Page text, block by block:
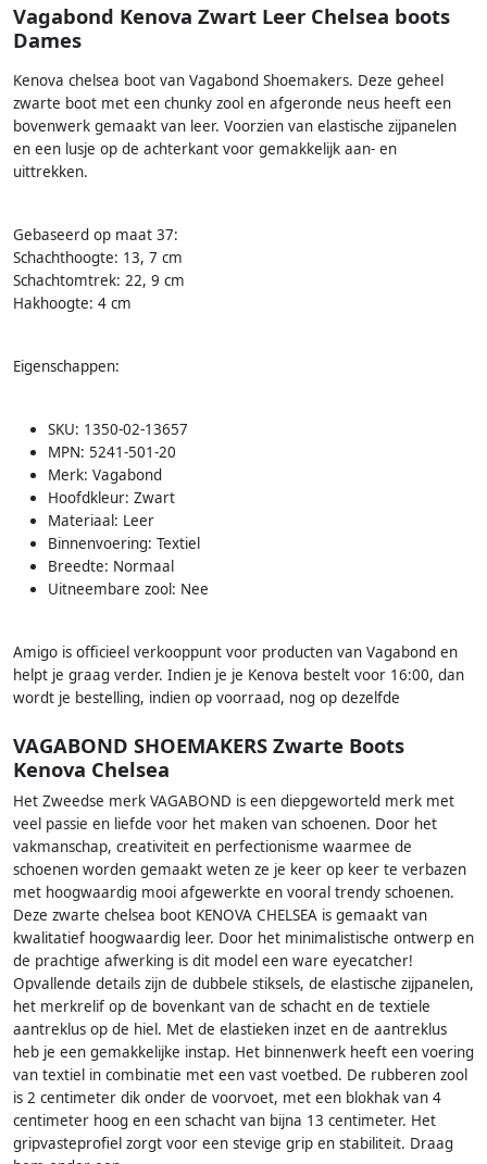
Vagabond Kenova Zwart Leer Chelsea boots
Dames
Kenova chelsea boot van Vagabond Shoemakers. Deze geheel
zwarte boot met een chunky zool en afgeronde neus heeft een
bovenwerk gemaakt van leer. Voorzien van elastische zijpanelen
en een lusje op de achterkant voor gemakkelijk aan- en
uittrekken.
Gebaseerd op maat 37:
Schachthoogte: 13, 7 cm
Schachtomtrek: 22, 9 cm
Hakhoogte: 4 cm
Eigenschappen:
SKU: 1350-02-13657
MPN: 5241-501-20
Merk: Vagabond
Hoofdkleur: Zwart
Materiaal: Leer
Binnenvoering: Textiel
Breedte: Normaal
Uitneembare zool: Nee
Amigo is officieel verkooppunt voor producten van Vagabond en
helpt je graag verder. Indien je je Kenova bestelt voor 16:00, dan
wordt je bestelling, indien op voorraad, nog op dezelfde
VAGABOND SHOEMAKERS Zwarte Boots
Kenova Chelsea
Het Zweedse merk VAGABOND is een diepgeworteld merk met
veel passie en liefde voor het maken van schoenen. Door het
vakmanschap, creativiteit en perfectionisme waarmee de
schoenen worden gemaakt weten ze je keer op keer te verbazen
met hoogwaardig mooi afgewerkte en vooral trendy schoenen.
Deze zwarte chelsea boot KENOVA CHELSEA is gemaakt van
kwalitatief hoogwaardig leer. Door het minimalistische ontwerp en
de prachtige afwerking is dit model een ware eyecatcher!
Opvallende details zijn de dubbele stiksels, de elastische zijpanelen,
het merkrelif op de bovenkant van de schacht en de textiele
aantreklus op de hiel. Met de elastieken inzet en de aantreklus
heb je een gemakkelijke instap. Het binnenwerk heeft een voering
van textiel in combinatie met een vast voetbed. De rubberen zool
is 2 centimeter dik onder de voorvoet, met een blokhak van 4
centimeter hoog en een schacht van bijna 13 centimeter. Het
gripvasteprofiel zorgt voor een stevige grip en stabiliteit. Draag